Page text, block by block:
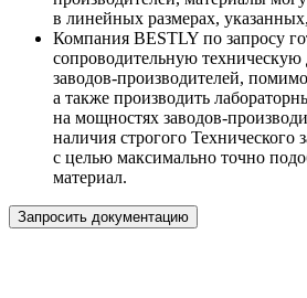
в линейных размерах,
Компания BESTLY по запросу
сопроводительную
заводов-производителей,
а также производить
на мощностях заводов-
наличия строгого Технического
с целью максимально точно
материал.
Запросить документацию